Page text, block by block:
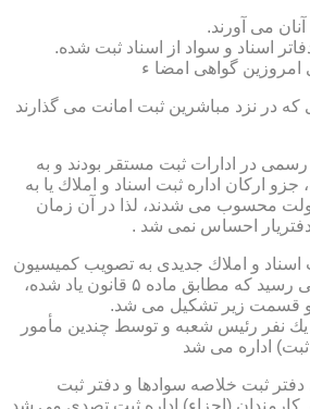
می آورند.
اسناد و سواد از اسناد ثبت شده.
امروزین گواهی امضا ء
در نزد مباشرین ثبت امانت می گذارند
در ادارات ثبت مستقر بودند و به
اركان اداره ثبت اسناد و املاك یا به
محسوب می شدند، لذا در آن زمان
دفتریار احساس نمی شد .
قانون ثبت اسناد و املاك جدیدی به تصویب كمیسیون
عدلیه مجلس شورای ملی رسید كه مطابق ماده ۵ قانون یاد شده،
دو قسمت زیر تشكیل می شد.
یك نفر رئیس شعبه و توسط چندین مأمور
اداره می شد
ثبت خلاصه سوادها و دفتر ثبت